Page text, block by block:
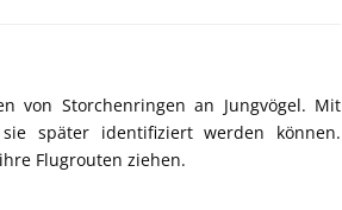
von Storchenringen an Jungvögel. Mit
später identifiziert werden können.
Flugrouten ziehen.